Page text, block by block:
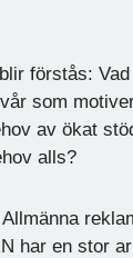
förstås:
som
av ökat
alls?
har en stor